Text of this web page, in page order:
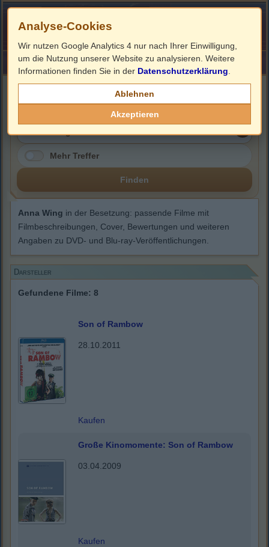
HOME ImpressumLinks
Mehr Treffer
Finden
Anna Wing in der Besetzung: passende Filme mit
Filmbeschreibungen, Cover, Bewertungen und weiteren
Angaben zu DVD- und Blu-ray-Veröffentlichungen.
Darsteller
Gefundene Filme: 8
Son of Rambow
28.10.2011
Kaufen
Große Kinomomente: Son of Rambow
03.04.2009
Kaufen
Analyse-Cookies
Wir nutzen Google Analytics 4 nur nach Ihrer Einwilligung,
um die Nutzung unserer Website zu analysieren. Weitere
Informationen finden Sie in der Datenschutzerklärung
Ablehnen
Akzeptieren